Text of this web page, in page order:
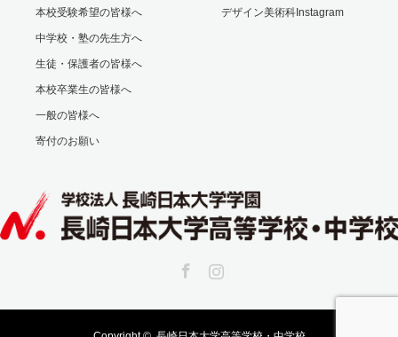
本校受験希望の皆様へ
中学校・塾の先生方へ
生徒・保護者の皆様へ
本校卒業生の皆様へ
一般の皆様へ
寄付のお願い
デザイン美術科Instagram